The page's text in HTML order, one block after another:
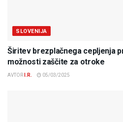
SLOVENIJA
Širitev brezplačnega cepljenja
možnosti zaščite za otroke
AVTOR I.R. 05/03/2025